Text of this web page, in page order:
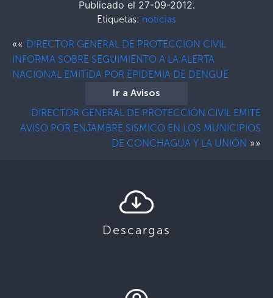
Publicado el 27-09-2012.
Etiquetas: noticias
«« DIRECTOR GENERAL DE PROTECCION CIVIL
INFORMA SOBRE SEGUIMIENTO A LA ALERTA
NACIONAL EMITIDA POR EPIDEMIA DE DENGUE
Ir a Avisos
DIRECTOR GENERAL DE PROTECCIÓN CIVIL EMITE
AVISO POR ENJAMBRE SISMICO EN LOS MUNICIPIOS
DE CONCHAGUA Y LA UNIÓN »»
Descargas